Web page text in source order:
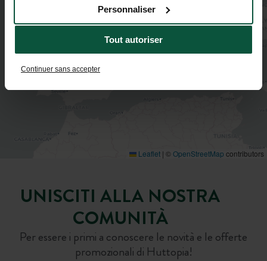
Tout autoriser
Personnaliser
Continuer sans accepter
Leaflet | ©OpenStreetMap contributors
UNISCITI ALLA NOSTRA
COMUNITÀ
Per essere i primi a conoscere le novità e le offerte
promozionali di Huttopia!